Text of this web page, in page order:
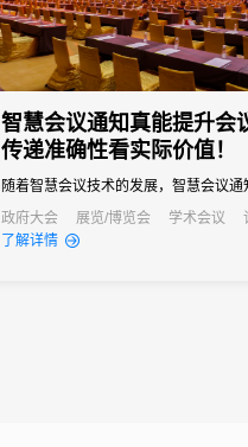
智慧会议通知真能提升会
传递准确性看实际价值！
随着智慧会议技术的发展，智慧会议
点的关键，其通过自动化、多渠道的信
信息传递准确性，进而为会议参与度注
政府大会 展览/博览会 学术会议
公关活动
发布会
了解详情